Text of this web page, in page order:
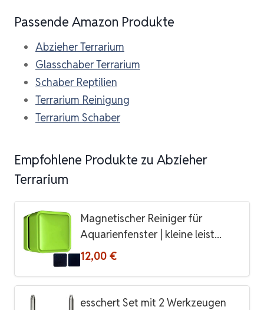
Passende Amazon Produkte
Abzieher Terrarium
Glasschaber Terrarium
Schaber Reptilien
Terrarium Reinigung
Terrarium Schaber
Empfohlene Produkte zu Abzieher
Terrarium
Magnetischer Reiniger für
Aquarienfenster | kleine leist...
12,00 €
esschert Set mit 2 Werkzeugen